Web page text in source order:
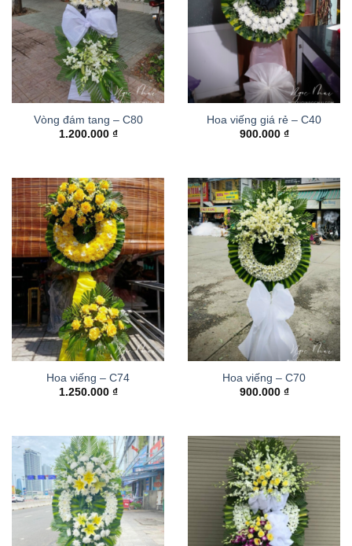
Vòng đám tang – C80
1.200.000 ₫
Hoa viếng giá rẻ – C40
900.000 ₫
Hoa viếng – C74
1.250.000 ₫
Hoa viếng – C70
900.000 ₫